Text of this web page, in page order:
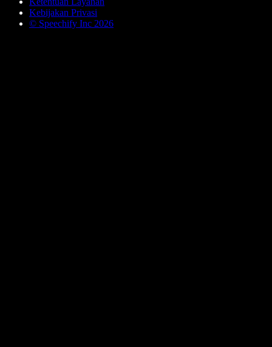
Kebijakan Privasi
© Speechify Inc 2026